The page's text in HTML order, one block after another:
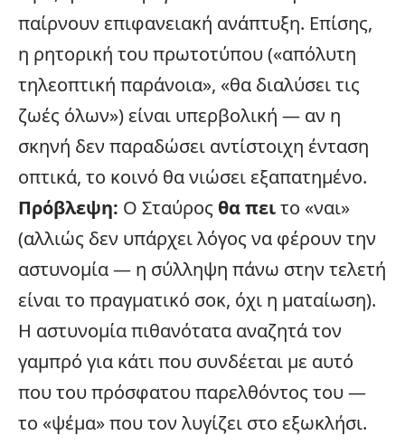
παίρνουν επιφανειακή ανάπτυξη. Επίσης,
η ρητορική του πρωτοτύπου («απόλυτη
τηλεοπτική παράνοια», «θα διαλύσει τις
ζωές όλων») είναι υπερβολική — αν η
σκηνή δεν παραδώσει αντίστοιχη ένταση
οπτικά, το κοινό θα νιώσει εξαπατημένο.
Πρόβλεψη: Ο Σταύρος θα πειτο «ναι»
(αλλιώς δεν υπάρχει λόγος να φέρουν την
αστυνομία — η σύλληψη πάνω στην τελετή
είναι το πραγματικό σοκ, όχι η ματαίωση).
Η αστυνομία πιθανότατα αναζητά τον
γαμπρό για κάτι που συνδέεται με αυτό
που του πρόσφατου παρελθόντος του —
το «ψέμα» που τον λυγίζει στο εξωκλήσι.